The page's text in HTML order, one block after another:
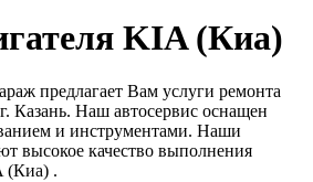
KIA (Киа)
предлагает Вам услуги ремонта
Казань. Наш автосервис оснащен
и инструментами. Наши
высокое качество выполнения
(Киа) .